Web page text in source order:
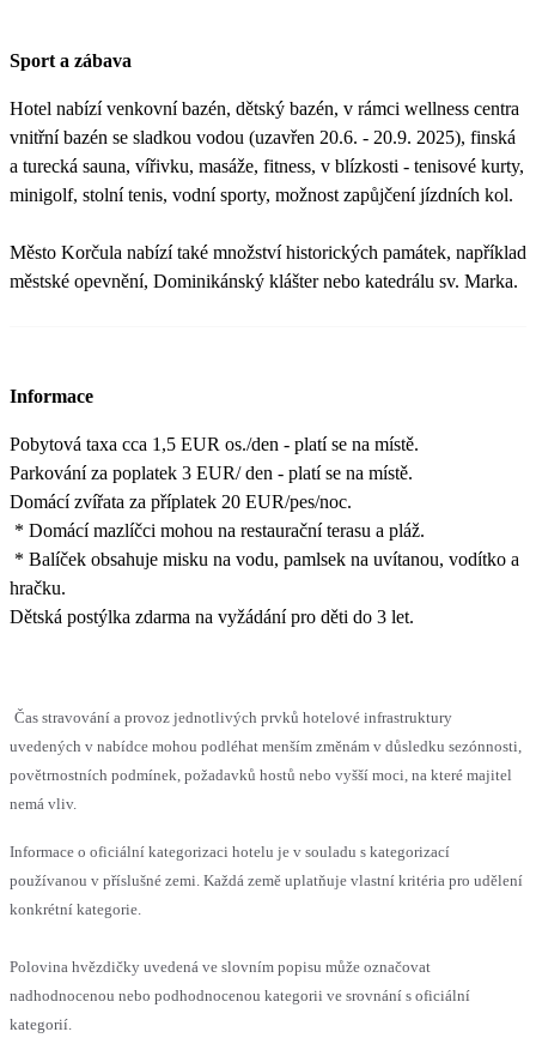
Sport a zábava
Hotel nabízí venkovní bazén, dětský bazén, v rámci wellness centra
vnitřní bazén se sladkou vodou (uzavřen 20.6. - 20.9. 2025), finská
a turecká sauna, vířivku, masáže, fitness, v blízkosti - tenisové kurty,
minigolf, stolní tenis, vodní sporty, možnost zapůjčení jízdních kol.
Město Korčula nabízí také množství historických památek, například
městské opevnění, Dominikánský klášter nebo katedrálu sv. Marka.
Informace
Pobytová taxa cca 1,5 EUR os./den - platí se na místě.
Parkování za poplatek 3 EUR/ den - platí se na místě.
Domácí zvířata za příplatek 20 EUR/pes/noc.
* Domácí mazlíčci mohou na restaurační terasu a pláž.
* Balíček obsahuje misku na vodu, pamlsek na uvítanou, vodítko a
hračku.
Dětská postýlka zdarma na vyžádání pro děti do 3 let.
Čas stravování a provoz jednotlivých prvků hotelové infrastruktury
uvedených v nabídce mohou podléhat menším změnám v důsledku sezónnosti,
povětrnostních podmínek, požadavků hostů nebo vyšší moci, na které majitel
nemá vliv.
Informace o oficiální kategorizaci hotelu je v souladu s kategorizací
používanou v příslušné zemi. Každá země uplatňuje vlastní kritéria pro udělení
konkrétní kategorie.
Polovina hvězdičky uvedená ve slovním popisu může označovat
nadhodnocenou nebo podhodnocenou kategorii ve srovnání s oficiální
kategorií.